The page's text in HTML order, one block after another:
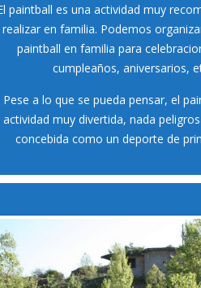
paintball es una actividad muy
realizar en familia. Podemos
paintball en familia para
cumpleaños, aniversarios,
Pese a lo que se pueda pensar, el
actividad muy divertida, nada
concebida como un deporte de